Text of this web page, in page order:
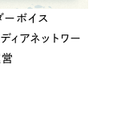
ーボイス
ィアネットワー